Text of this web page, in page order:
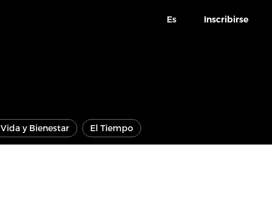
Es Inscribirse
Vida y Bienestar El Tiempo